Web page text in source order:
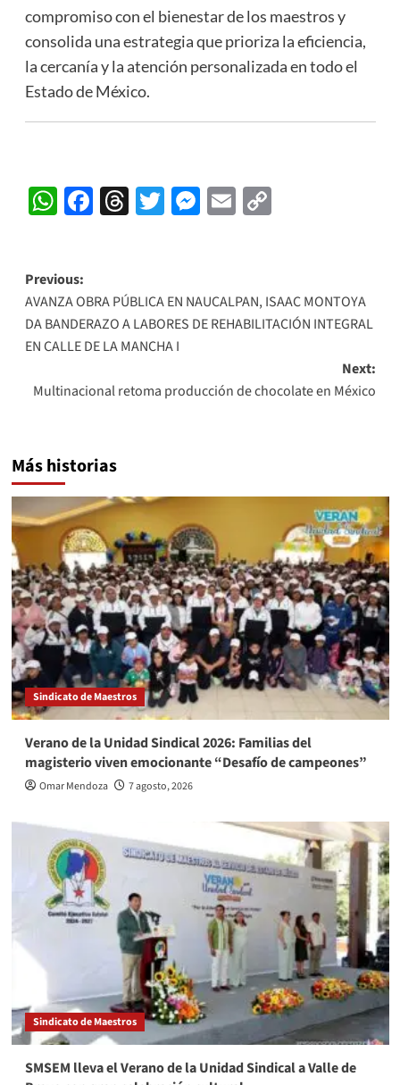
compromiso con el bienestar de los maestros y
consolida una estrategia que prioriza la eficiencia,
la cercanía y la atención personalizada en todo el
Estado de México.
WhatsApp
Facebook
Threads
Twitter
Messenger
EmailCopy
Post
navigation
Previous:
AVANZA OBRA PÚBLICA EN NAUCALPAN, ISAAC MONTOYA
DA BANDERAZO A LABORES DE REHABILITACIÓN INTEGRAL
EN CALLE DE LA MANCHA I
Next:
Multinacional retoma producción de chocolate en México
Más historias
Sindicato de Maestros
Verano de la Unidad Sindical 2026: Familias del
magisterio viven emocionante “Desafío de campeones”
Omar Mendoza 7 agosto, 2026
Sindicato de Maestros
SMSEM lleva el Verano de la Unidad Sindical a Valle de